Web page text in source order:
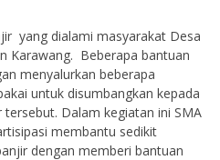
yang dialami masyarakat Desa
Karawang. Beberapa bantuan
menyalurkan beberapa
untuk disumbangkan kepada
Dalam kegiatan ini SMA
membantu sedikit
dengan memberi bantuan